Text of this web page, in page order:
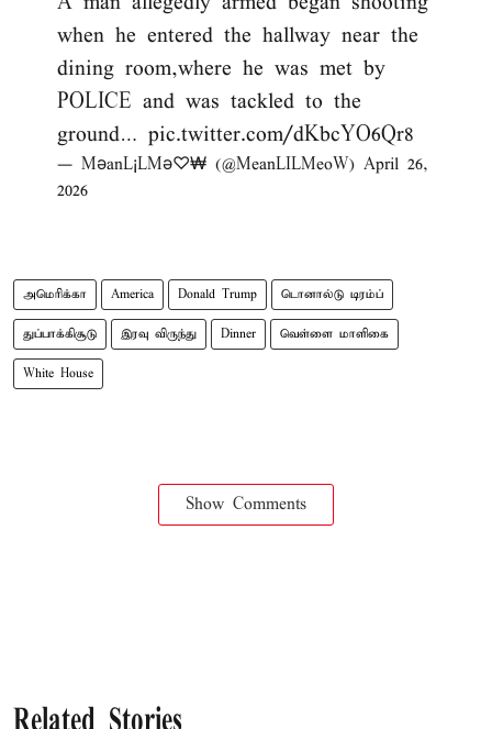
when he entered the hallway near the
dining room,where he was met by
POLICE and was tackled to the
ground… pic.twitter.com/dKbcYO6Qr8
— MəanL¡LMə♡₩ (@MeanLILMeoW) April 26,
2026
அமெரிக்கா America Donald Trump டொனால்டு டிரம்ப்
துப்பாக்கிசூடு இரவு விருந்து Dinner வெள்ளை மாளிகை
White House
Show Comments